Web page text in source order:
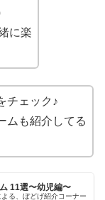
に楽
チェック♪
ムも紹介してる
11選〜幼児編〜
る、ぼどげ紹介コーナー